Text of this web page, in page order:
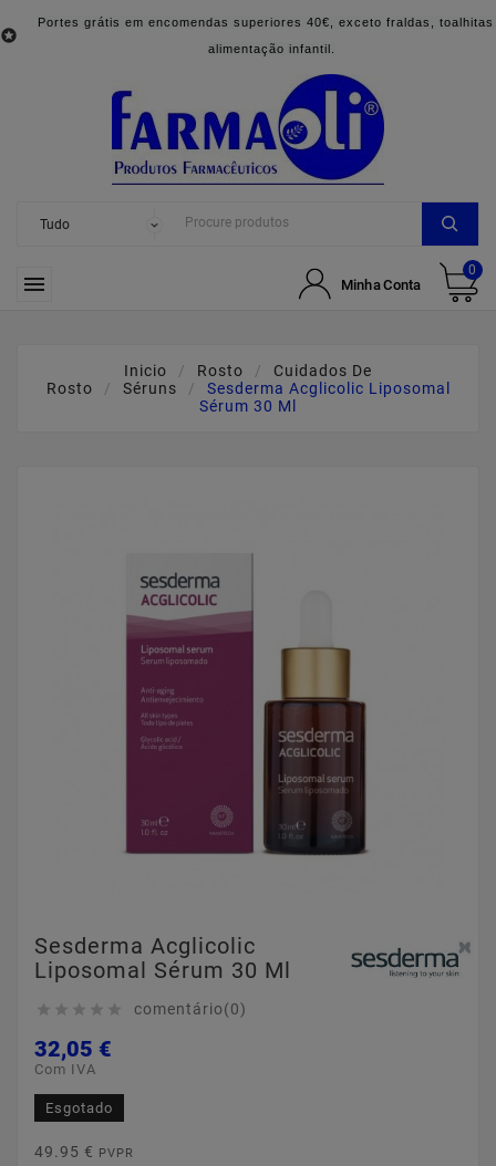

Portes grátis em encomendas superiores 40€, exceto fraldas, toalhitas
alimentação infantil.
 Minha Conta
0
Inicio Rosto
Cuidados De
Rosto
Séruns
Sesderma Acglicolic Liposomal
Sérum 30 Ml
Sesderma Acglicolic
Liposomal Sérum 30 Ml
     comentário(0)
32,05 €
Com IVA
Esgotado
49.95 € PVPR